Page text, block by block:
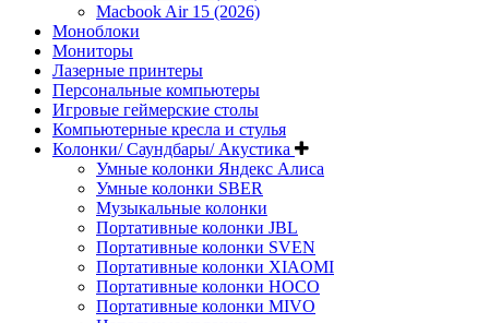
Macbook Air 15 (2026)
Моноблоки
Мониторы
Лазерные принтеры
Персональные компьютеры
Игровые геймерские столы
Компьютерные кресла и стулья
Колонки/ Саундбары/ Акустика
Умные колонки Яндекс Алиса
Умные колонки SBER
Музыкальные колонки
Портативные колонки JBL
Портативные колонки SVEN
Портативные колонки XIAOMI
Портативные колонки HOCO
Портативные колонки MIVO